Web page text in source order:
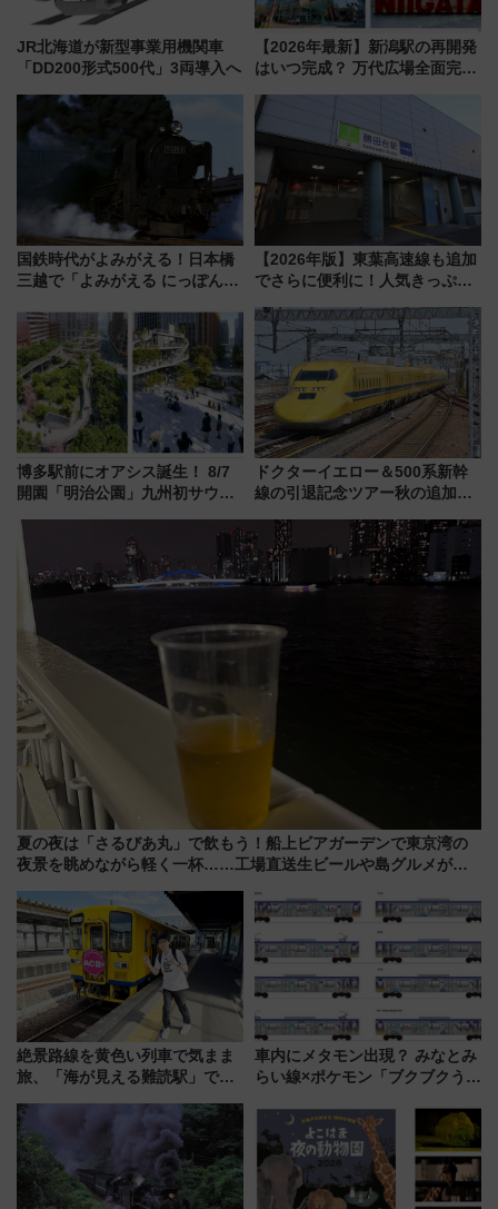
JR北海道が新型事業用機関車
「DD200形式500代」3両導入へ
【2026年最新】新潟駅の再開発
はいつ完成？ 万代広場全面完成
開発、バスタ新潟構想まで徹底
解説！
国鉄時代がよみがえる！日本橋
三越で「よみがえる にっぽんの
敬の名作写真も、駅弁フェスも
同時開催！
【2026年版】東葉高速線も追加
でさらに便利に！人気きっぷ
今年も発売 秋・早春に千葉県を
巡るなら使い勝手・コスパ抜群
博多駅前にオアシス誕生！ 8/7
開園「明治公園」九州初サウナ
品グルメ登場で駅前の過ごし方
はどう変わる？
ドクターイエロー＆500系新幹
線の引退記念ツアー秋の追加企
ホテル情報まとめ
夏の夜は「さるびあ丸」で飲もう！船上ビアガーデンで東京湾の
夜景を眺めながら軽く一杯……工場直送生ビールや島グルメが美
絶景路線を黄色い列車で気まま
旅、「海が見える難読駅」で幸
「新・鉄道ひとり旅」279回目
の舞台は「島原鉄道」
車内にメタモン出現？ みなとみ
らい線×ポケモン「ブクブクうみ
行開始に！ この夏は直通列車で
横浜へ！